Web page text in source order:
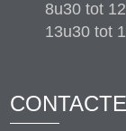
8u30 tot
13u30 tot